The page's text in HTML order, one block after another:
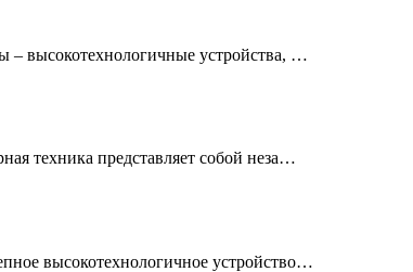
высокотехнологичные устройства, …
техника представляет собой неза…
высокотехнологичное устройство…